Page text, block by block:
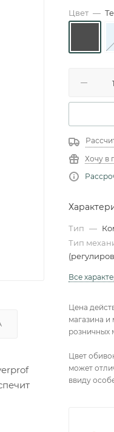
Цвет —
Хочу в
Тип —
Тип
Все
Цена
магазина и
розничных
Цвет
может
ввиду